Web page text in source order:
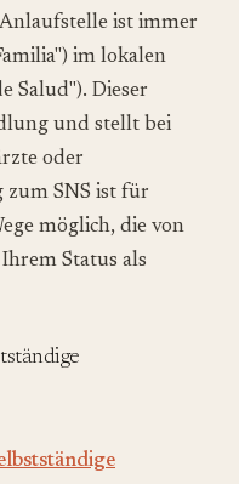
ist immer
im lokalen
Salud"). Dieser
und stellt bei
oder
zum SNS ist für
möglich, die von
Status als